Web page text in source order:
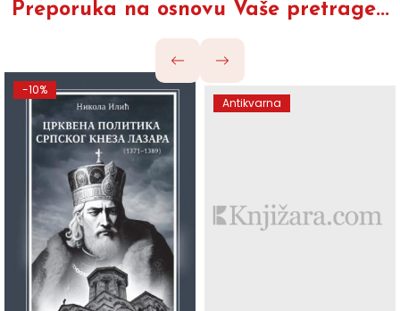
Preporuka na osnovu Vaše pretrage...
-10%
Antikvarna